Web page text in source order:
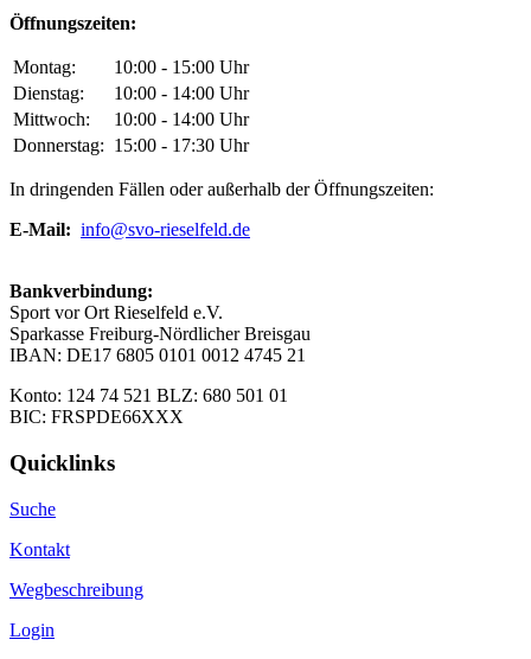
Öffnungszeiten:
Montag:
10:00 - 15:00 Uhr
Dienstag:
10:00 - 14:00 Uhr
Mittwoch:
10:00 - 14:00 Uhr
Donnerstag: 15:00 - 17:30 Uhr
In dringenden Fällen oder außerhalb der Öffnungszeiten:
E-Mail: info@svo-rieselfeld.de
Bankverbindung:
Sport vor Ort Rieselfeld e.V.
Sparkasse Freiburg-Nördlicher Breisgau
IBAN: DE17 6805 0101 0012 4745 21
Konto: 124 74 521 BLZ: 680 501 01
BIC: FRSPDE66XXX
Quicklinks
Suche
Kontakt
Wegbeschreibung
Login